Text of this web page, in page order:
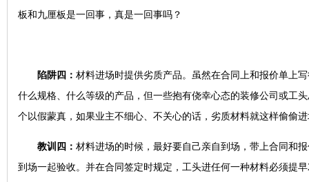
板和九厘板是一回事，真是一回事吗？
陷阱四： 材料进场时提供劣质产品。虽然在合同上和报价单上
什么规格、什么等级的产品，但一些抱有侥幸心态的装修公司或工
个以假蒙真，如果业主不细心、不关心的话，劣质材料就这样偷偷
教训四： 材料进场的时候，最好要自己亲自到场，带上合同和
到场一起验收。并在合同签定时规定，工头进任何一种材料必须提